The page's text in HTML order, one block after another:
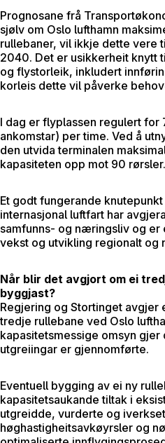
Prognosane frå
sjølv om Oslo lufthamn
rullebaner, vil ikkje dette vere
2040. Det er usikkerheit knytt
og flystorleik, inkludert
korleis dette vil påverke
I dag er flyplassen regulert
ankomstar) per time. Ved å
den utvida terminalen
kapasiteten opp mot 90 rørsler.
Et godt fungerande
internasjonal luftfart har
samfunns- og næringsliv og
vekst og utvikling regionalt og
Når blir det avgjort om ei
byggjast?
Regjering og Stortinget avgjer
tredje rullebane ved Oslo
kapasitetsmessige omsyn
utgreiingar er gjennomførte.
Eventuell bygging av ei ny
kapasitetsaukande tiltak i
utgreidde, vurderte og
høghastigheitsavkøyrsler og